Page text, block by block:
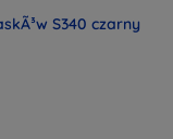
S340 czarny